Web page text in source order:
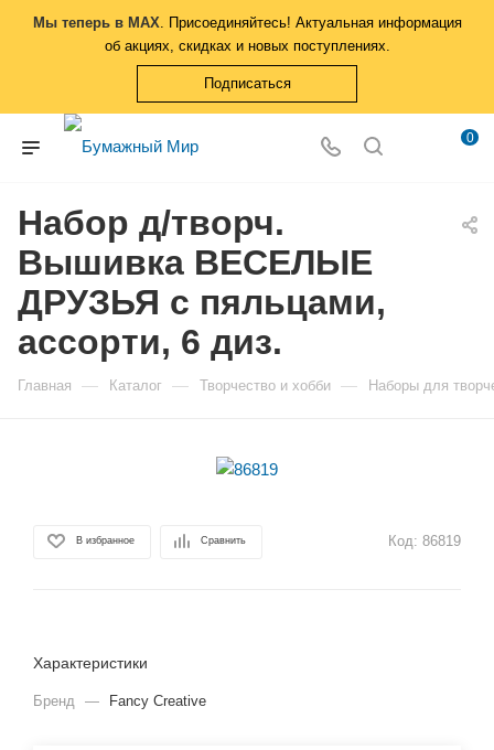
Мы теперь в MAX. Присоединяйтесь! Актуальная информация
об акциях, скидках и новых поступлениях.
Подписаться
0
Набор д/творч.
Вышивка ВЕСЕЛЫЕ
ДРУЗЬЯ с пяльцами,
ассорти, 6 диз.
Главная — Каталог — Творчество и хобби — Наборы для
В избранное Сравнить Код: 86819
Характеристики
Бренд — Fancy Creative